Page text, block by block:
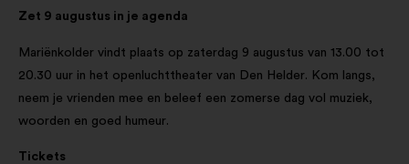
Zet 9 augustus in je agenda
Mariënkolder vindt plaats op zaterdag 9 augustus van 13.00 tot
20.30 uur in het openluchttheater van Den Helder. Kom langs,
neem je vrienden mee en beleef een zomerse dag vol muziek,
woorden en goed humeur.
Tickets